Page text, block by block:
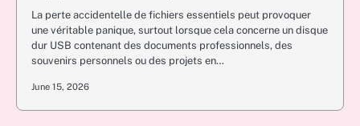
La perte accidentelle de fichiers essentiels peut provoquer
une véritable panique, surtout lorsque cela concerne un disque
dur USB contenant des documents professionnels, des
souvenirs personnels ou des projets en…
June 15, 2026